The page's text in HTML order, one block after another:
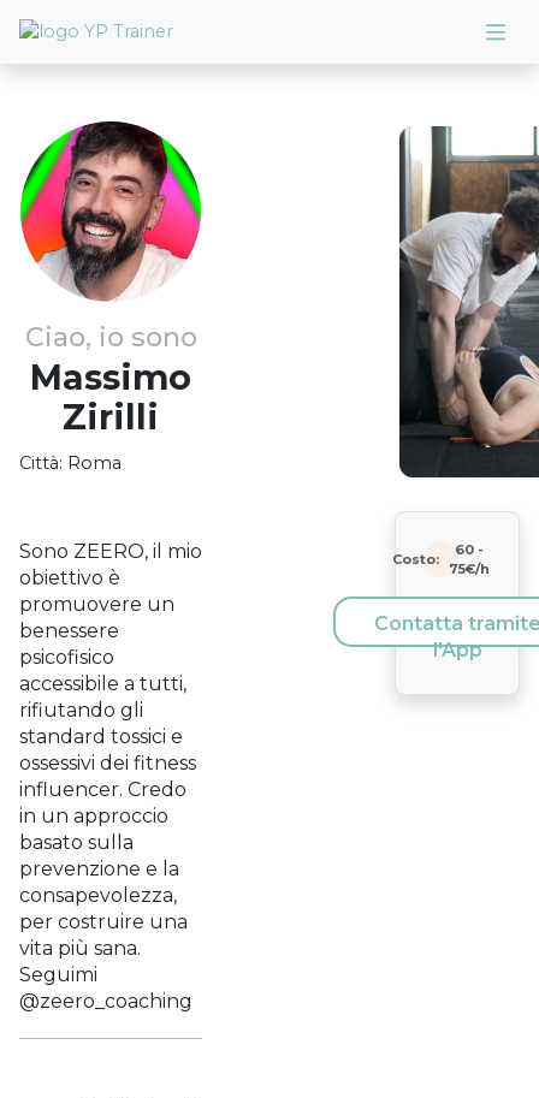
Ciao, io sono
Massimo
Zirilli
Città: Roma
Sono ZEERO, il mio
obiettivo è
promuovere un
benessere
psicofisico
accessibile a tutti,
rifiutando gli
standard tossici e
ossessivi dei fitness
influencer. Credo
in un approccio
basato sulla
prevenzione e la
consapevolezza,
per costruire una
vita più sana.
Seguimi
@zeero_coaching
Costo:
60 -
75€/h
Contatta
l'App